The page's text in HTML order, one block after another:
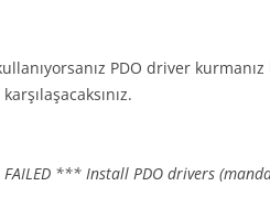
PDO driver kurmanız
*** Install PDO drivers